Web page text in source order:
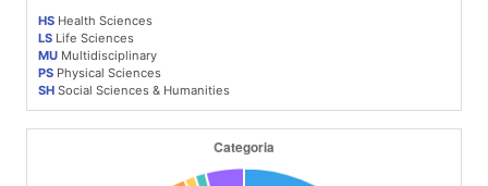
HS Health Sciences
LS Life Sciences
MU Multidisciplinary
PS Physical Sciences
SH Social Sciences & Humanities